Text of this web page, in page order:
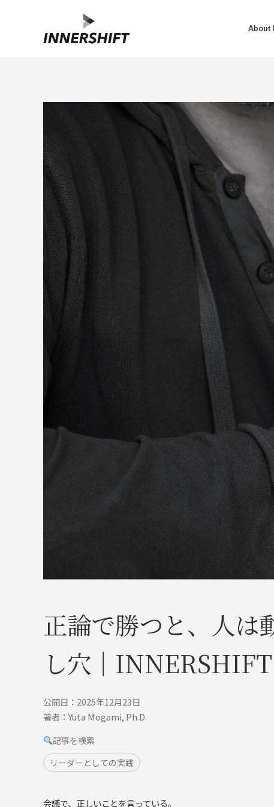
About
正論で勝つと、人
し穴｜INNERSHIFT
公開日：2025年12月23日
著者：Yuta Mogami, Ph.D.
記事を検索
リーダーとしての実践
会議で、正しいことを言っている。